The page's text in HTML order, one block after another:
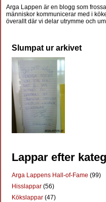
Arga Lappen är en blogg som
människor kommunicerar med i
överallt där vi delar utrymme och
Slumpat ur arkivet
Lappar efter
Arga Lappens Hall-of-Fame (99)
Hisslappar (56)
Kökslappar (47)